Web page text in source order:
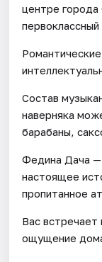
центре
Состав
наверняка
барабаны,
Федина Дача —
настоящее
пропитанное
Вас
ощущение